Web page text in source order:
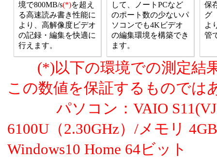
境で800MB/s(*)を超え
る高速読み書き性能に
より、高解像度ビデオ
の記録・編集を快適に
行えます。
して、ノートPCなど
のポート数の少ないパ
ソコンでも4Kビデオ
の編集環境を構築でき
ます。
保
グ
よ
管
(*)以下の環境での測定結
この数値を保証するものでは
パソコン：VAIO
6100U（2.30GHz）/メモリ
Windows10 Home 64ビット